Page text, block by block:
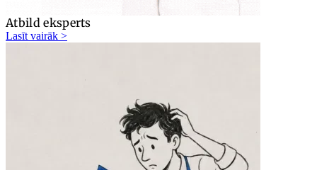
Atbild eksperts
Lasīt vairāk >